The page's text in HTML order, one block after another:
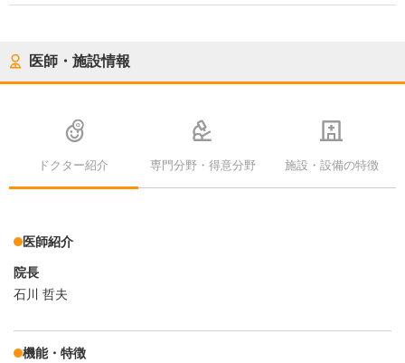
医師・施設情報
ドクター紹介 専門分野・得意分野 施設・設備の特徴
医師紹介
院長
石川 哲夫
機能・特徴